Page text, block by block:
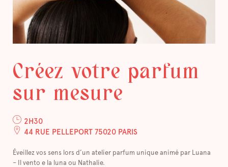
Créez votre parfum
sur mesure
2H30
44 RUE PELLEPORT 75020 PARIS
Éveillez vos sens lors d’un atelier parfum unique animé par Luana
– Il vento e la luna ou Nathalie.